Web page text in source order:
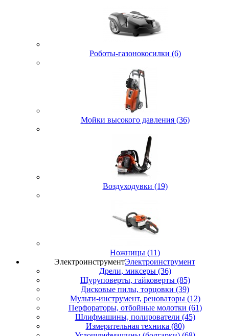
Роботы-газонокосилки (6)
Мойки высокого давления (36)
Воздуходувки (19)
Ножницы (11)
ЭлектроинструментЭлектроинструмент
Дрели, миксеры (36)
Шуруповерты, гайковерты (85)
Дисковые пилы, торцовки (39)
Мульти-инструмент, реноваторы (12)
Перфораторы, отбойные молотки (61)
Шлифмашины, полирователи (45)
Измерительная техника (80)